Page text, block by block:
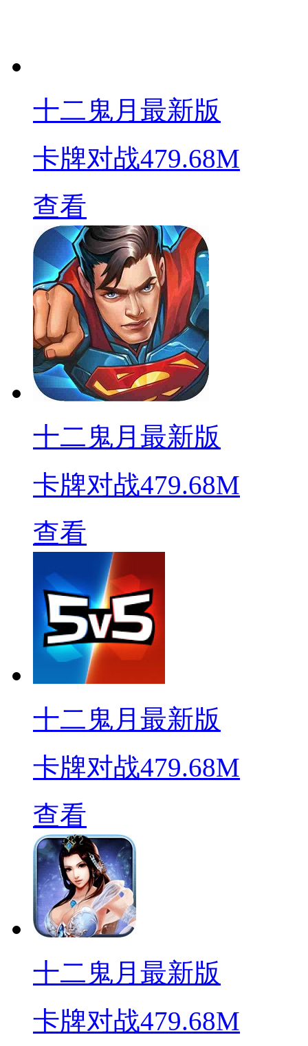
十二鬼月最新版
卡牌对战479.68M
查看
十二鬼月最新版
卡牌对战479.68M
查看
十二鬼月最新版
卡牌对战479.68M
查看
十二鬼月最新版
卡牌对战479.68M